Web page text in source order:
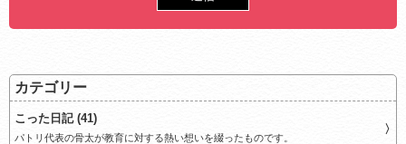
カテゴリー
こった日記 (41)
パトリ代表の骨太が教育に対する熱い想いを綴ったものです。